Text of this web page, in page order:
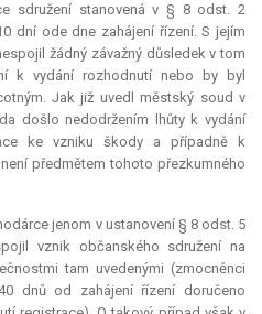
sdružení stanovená v § 8 odst. 2
dní ode dne zahájení řízení. S jejím
žádný závažný důsledek v tom
k vydání rozhodnutí nebo by byl
Jak již uvedl městský soud v
došlo nedodržením lhůty k vydání
ke vzniku škody a případně k
předmětem tohoto přezkumného
jenom v ustanovení § 8 odst. 5
vznik občanského sdružení na
tam uvedenými (zmocněnci
dnů od zahájení řízení doručeno